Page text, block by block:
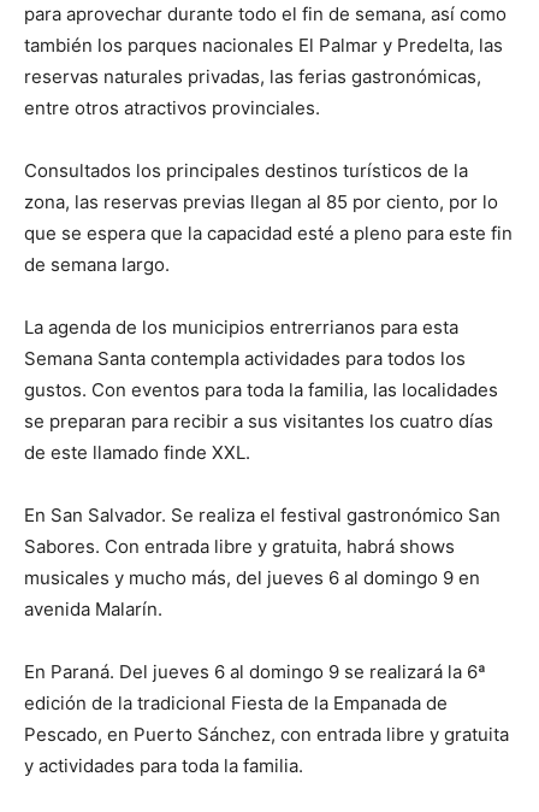
para aprovechar durante todo el fin de semana, así como
también los parques nacionales El Palmar y Predelta, las
reservas naturales privadas, las ferias gastronómicas,
entre otros atractivos provinciales.
Consultados los principales destinos turísticos de la
zona, las reservas previas llegan al 85 por ciento, por lo
que se espera que la capacidad esté a pleno para este fin
de semana largo.
La agenda de los municipios entrerrianos para esta
Semana Santa contempla actividades para todos los
gustos. Con eventos para toda la familia, las localidades
se preparan para recibir a sus visitantes los cuatro días
de este llamado finde XXL.
En San Salvador. Se realiza el festival gastronómico San
Sabores. Con entrada libre y gratuita, habrá shows
musicales y mucho más, del jueves 6 al domingo 9 en
avenida Malarín.
En Paraná. Del jueves 6 al domingo 9 se realizará la 6ª
edición de la tradicional Fiesta de la Empanada de
Pescado, en Puerto Sánchez, con entrada libre y gratuita
y actividades para toda la familia.